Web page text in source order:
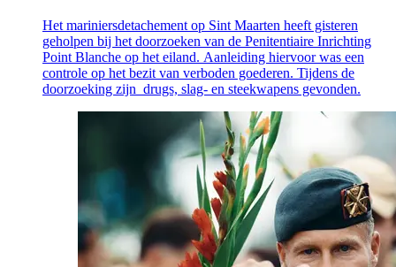
Het mariniersdetachement op Sint Maarten heeft gisteren
geholpen bij het doorzoeken van de Penitentiaire Inrichting
Point Blanche op het eiland. Aanleiding hiervoor was een
controle op het bezit van verboden goederen. Tijdens de
doorzoeking zijn drugs, slag- en steekwapens gevonden.